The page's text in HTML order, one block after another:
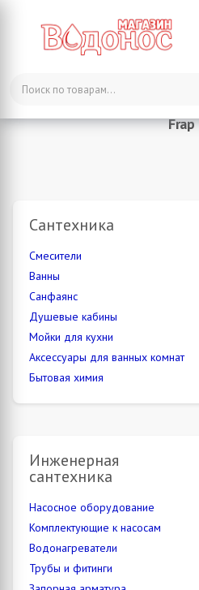
Каталог
Frap
Сантехника
Смесители
Ванны
Санфаянс
Душевые кабины
Мойки для кухни
Аксессуары для ванных комнат
Бытовая химия
Инженерная
сантехника
Насосное оборудование
Комплектующие к насосам
Водонагреватели
Трубы и фитинги